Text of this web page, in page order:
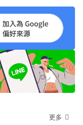
更多